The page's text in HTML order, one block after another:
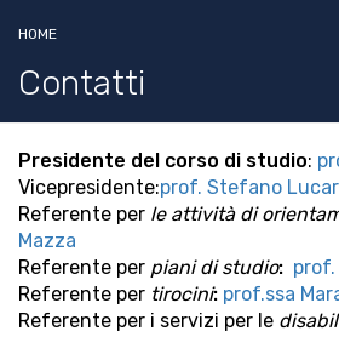
HOME
Contatti
Presidente del corso di studio:
Vicepresidente:prof. Stefano
Referente per le attività di
Mazza
Referente per piani di studio: prof.
Referente per tirocini: prof.ssa
Referente per i servizi per le